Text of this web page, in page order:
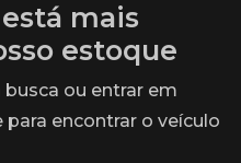
mais
estoque
ou entrar em
encontrar o veículo